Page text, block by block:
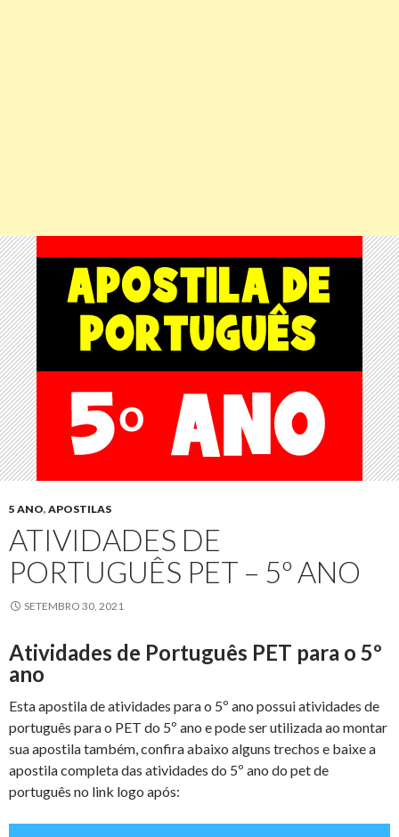
5 ANO, APOSTILAS
ATIVIDADES DE
PORTUGUÊS PET – 5º ANO
SETEMBRO 30, 2021
Atividades de Português PET para o 5º
ano
Esta apostila de atividades para o 5º ano possui atividades de
português para o PET do 5º ano e pode ser utilizada ao montar
sua apostila também, confira abaixo alguns trechos e baixe a
apostila completa das atividades do 5º ano do pet de
português no link logo após: